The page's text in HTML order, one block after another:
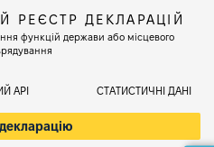
РЕЄСТР ДЕКЛАРАЦІЙ
функцій держави або місцевого
АРІ СТАТИСТИЧНІ ДАНІ